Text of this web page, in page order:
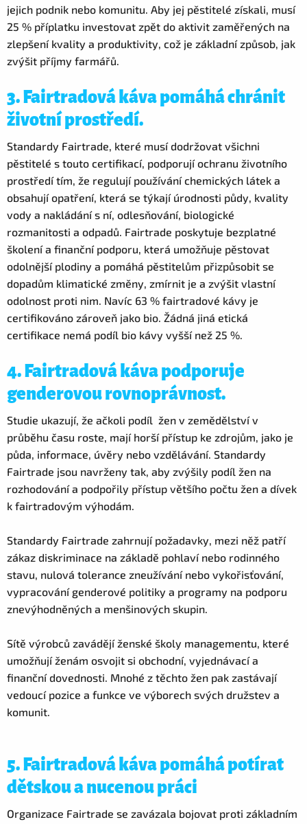
jejich podnik nebo komunitu. Aby jej pěstitelé získali, musí
25 % příplatku investovat zpět do aktivit zaměřených na
zlepšení kvality a produktivity, což je základní způsob, jak
zvýšit příjmy farmářů.
3. Fairtradová káva pomáhá chránit
životní prostředí.
Standardy Fairtrade, které musí dodržovat všichni
pěstitelé s touto certifikací, podporují ochranu životního
prostředí tím, že regulují používání chemických látek a
obsahují opatření, která se týkají úrodnosti půdy, kvality
vody a nakládání s ní, odlesňování, biologické
rozmanitosti a odpadů. Fairtrade poskytuje bezplatné
školení a finanční podporu, která umožňuje pěstovat
odolnější plodiny a pomáhá pěstitelům přizpůsobit se
dopadům klimatické změny, zmírnit je a zvýšit vlastní
odolnost proti nim. Navíc 63 % fairtradové kávy je
certifikováno zároveň jako bio. Žádná jiná etická
certifikace nemá podíl bio kávy vyšší než 25 %.
4. Fairtradová káva podporuje
genderovou rovnoprávnost.
Studie ukazují, že ačkoli podíl žen v zemědělství v
průběhu času roste, mají horší přístup ke zdrojům, jako je
půda, informace, úvěry nebo vzdělávání. Standardy
Fairtrade jsou navrženy tak, aby zvýšily podíl žen na
rozhodování a podpořily přístup většího počtu žen a dívek
k fairtradovým výhodám.
Standardy Fairtrade zahrnují požadavky, mezi něž patří
zákaz diskriminace na základě pohlaví nebo rodinného
stavu, nulová tolerance zneužívání nebo vykořisťování,
vypracování genderové politiky a programy na podporu
znevýhodněných a menšinových skupin.
Sítě výrobců zavádějí ženské školy managementu, které
umožňují ženám osvojit si obchodní, vyjednávací a
finanční dovednosti. Mnohé z těchto žen pak zastávají
vedoucí pozice a funkce ve výborech svých družstev a
komunit.
5. Fairtradová káva pomáhá potírat
dětskou a nucenou práci
Organizace Fairtrade se zavázala bojovat proti základním